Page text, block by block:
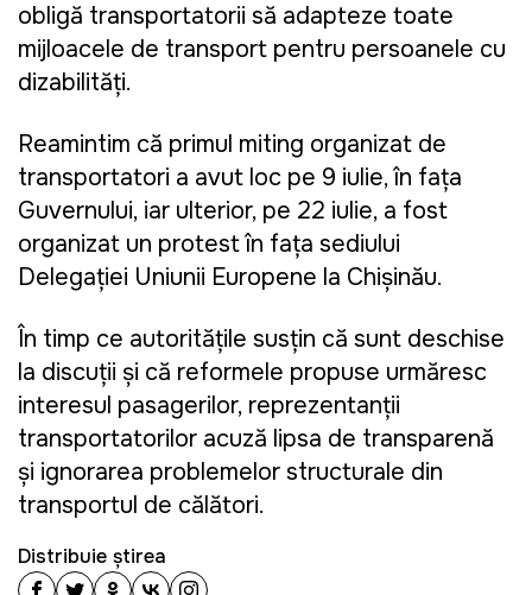
obligă transportatorii să adapteze toate
mijloacele de transport pentru persoanele cu
dizabilități.
Reamintim că primul miting organizat de
transportatori a avut loc pe 9 iulie, în fața
Guvernului, iar ulterior, pe 22 iulie, a fost
organizat un protest în fața sediului
Delegației Uniunii Europene la Chișinău.
În timp ce autoritățile susțin că sunt deschise
la discuții și că reformele propuse urmăresc
interesul pasagerilor, reprezentanții
transportatorilor acuză lipsa de transparență
și ignorarea problemelor structurale din
transportul de călători.
Distribuie știrea